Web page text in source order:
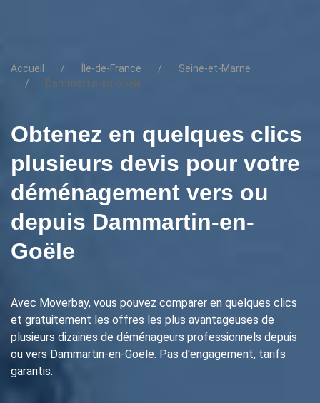
Accueil Île-de-France
Seine-et-Marne
Dammartin-en-Goële
Obtenez en quelques clics
plusieurs devis pour votre
déménagement vers ou
depuis Dammartin-en-
Goële
Avec Moverbay, vous pouvez comparer en quelques clics
et gratuitement les offres les plus avantageuses de
plusieurs dizaines de déménageurs professionnels depuis
ou vers Dammartin-en-Goële. Pas d'engagement, tarifs
garantis.